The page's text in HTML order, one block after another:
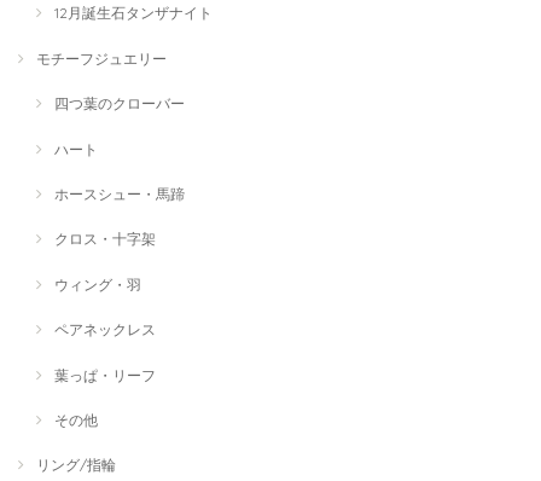
12月誕生石タンザナイト
モチーフジュエリー
四つ葉のクローバー
ハート
ホースシュー・馬蹄
クロス・十字架
ウィング・羽
ペアネックレス
葉っぱ・リーフ
その他
リング/指輪